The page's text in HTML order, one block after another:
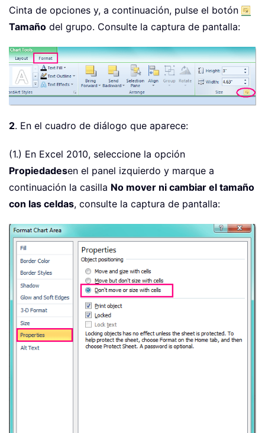
Cinta de opciones y, a continuación, pulse el botón
Tamaño del grupo. Consulte la captura de pantalla:
2. En el cuadro de diálogo que aparece:
(1.) En Excel 2010, seleccione la opción
Propiedadesen el panel izquierdo y marque a
continuación la casilla No mover ni cambiar el tamaño
con las celdas, consulte la captura de pantalla: